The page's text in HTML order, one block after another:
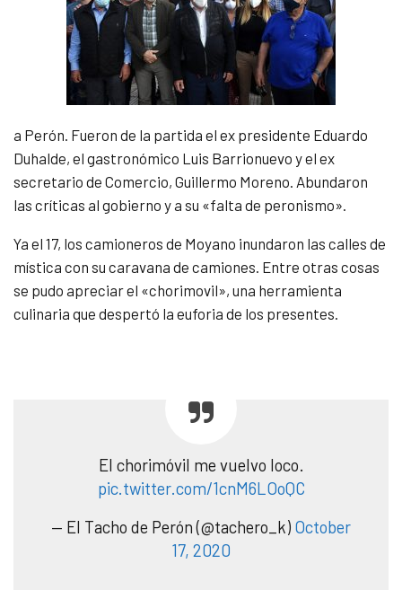
a Perón. Fueron de la partida el ex presidente Eduardo
Duhalde, el gastronómico Luis Barrionuevo y el ex
secretario de Comercio, Guillermo Moreno. Abundaron
las críticas al gobierno y a su «falta de peronismo».
Ya el 17, los camioneros de Moyano inundaron las calles de
mística con su caravana de camiones. Entre otras cosas
se pudo apreciar el «chorimovil», una herramienta
culinaria que despertó la euforia de los presentes.
El chorimóvil me vuelvo loco.
pic.twitter.com/1cnM6LOoQC
— El Tacho de Perón (@tachero_k) October
17, 2020